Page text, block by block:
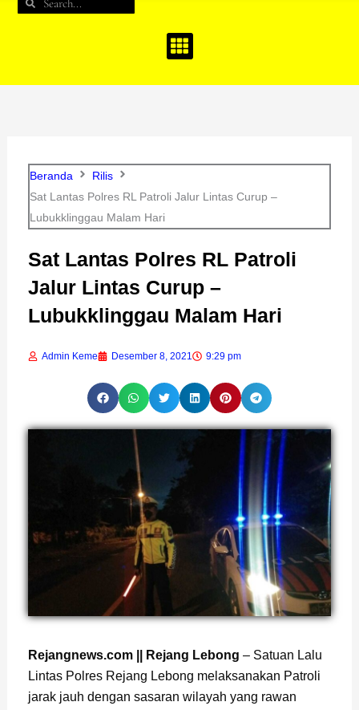
Beranda
Rilis
Sat Lantas Polres RL Patroli Jalur Lintas Curup –
Lubukklinggau Malam Hari
Sat Lantas Polres RL Patroli
Jalur Lintas Curup –
Lubukklinggau Malam Hari
Admin Keme Desember 8, 2021 9:29 pm
Rejangnews.com || Rejang Lebong – Satuan Lalu
Lintas Polres Rejang Lebong melaksanakan Patroli
jarak jauh dengan sasaran wilayah yang rawan